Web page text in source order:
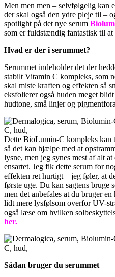
Men men men – selvfølgelig kan
der skal også den ydre pleje til –
spotlight på det nye serum
som er fuldstændig fantastisk til
Hvad er der i serummet?
Serummet indeholder det der
stabilt Vitamin C kompleks, som
skal miste kraften og effekten så
eksfolierer også huden meget
hudtone, små linjer og
Dette BioLumin-C kompleks kan
så det kan hjælpe med at
lysne, men jeg synes mest af alt
ensartet. Jeg fik dette serum for
effekten ret hurtigt – jeg føler, at
første uge. Du kan sagtens bruge
men det anbefales at du bruger
lidt mere lysfølsom overfor UV-
også læse om hvilken
her.
Sådan bruger du serummet